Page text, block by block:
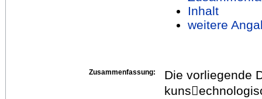
Inhalt
weitere
Zusammenfassung:
Die vorliegende